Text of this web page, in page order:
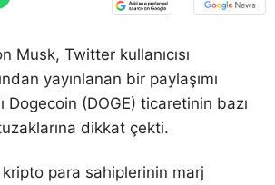
Musk, Twitter kullanıcısı
yayınlanan bir paylaşımı
Dogecoin (DOGE) ticaretinin bazı
dikkat çekti.
kripto para sahiplerinin marj